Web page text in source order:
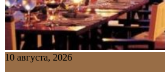
10 августа, 2026